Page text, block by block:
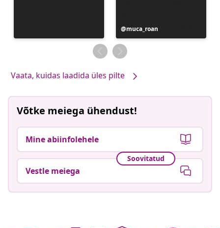
Postitus
avaldatud
muca_roan
Vaata, kuidas laadida üles pilte
Võtke meiega ühendust!
Mine abiinfolehele
Soovitatud
Vestle meiega